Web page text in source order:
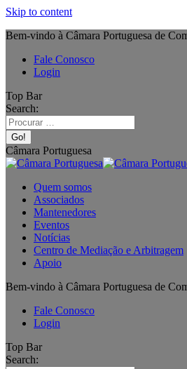
Skip to content
Bem-vindo à Câmara Portuguesa de
Fale Conosco
Login
Top Bar
Search:
Câmara Portuguesa
Quem somos
Associados
Mantenedores
Eventos
Notícias
Centro de Mediação e Arbitragem
Apoio
Bem-vindo à Câmara Portuguesa de
Fale Conosco
Login
Top Bar
Search: